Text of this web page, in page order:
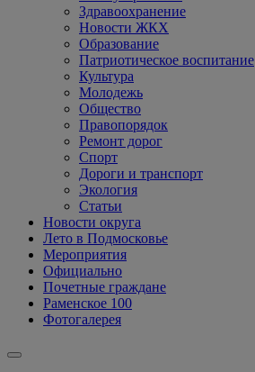
Здравоохранение
Новости ЖКХ
Образование
Патриотическое воспитание
Культура
Молодежь
Общество
Правопорядок
Ремонт дорог
Спорт
Дороги и транспорт
Экология
Статьи
Новости округа
Лето в Подмосковье
Мероприятия
Официально
Почетные граждане
Раменское 100
Фотогалерея